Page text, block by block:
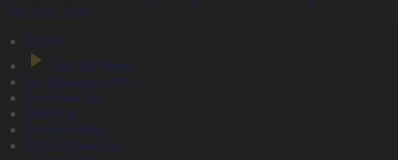
20:01
Басты
Тікелей эфир
Бағдарлама кестесі
Жаңалықтар
Жобалар
Телехикаялар
Мультсериалдар